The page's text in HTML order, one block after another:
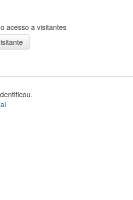
acesso a visitantes